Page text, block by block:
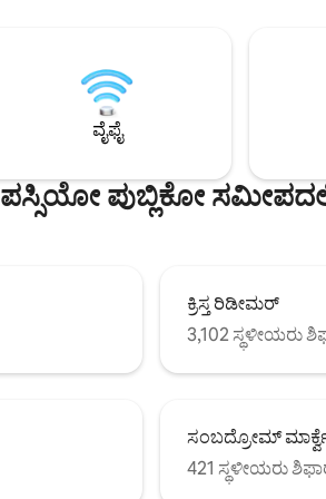
ಬೊಟಾನಿಕಲ್ ಗಾರ್ಡನ್ಸ್‌ನಿಂದ 5 ನಿಮಿಷಗಳ
ಕೋಪಕಾಬಾನಾ, ಲೆಬ್ಲಾನ್ ಮತ್ತು ಇಪಾನೆಮಾ
ಕಡಲತೀರಕ್ಕೆ 10 ನಿಮಿಷಗಳ ಡ್ರೈವ್ ಆಗಿದೆ.
ವೈಫೈ
ಪಸ್ಸಿಯೋ ಪುಬ್ಲಿಕೋ
ಕ್ರಿಸ್ತ ರಿಡೀಮರ್
3,102 ಸ್ಥಳೀಯರು
ಸಂಬದ್ರೋಮ್
421 ಸ್ಥಳೀಯರು